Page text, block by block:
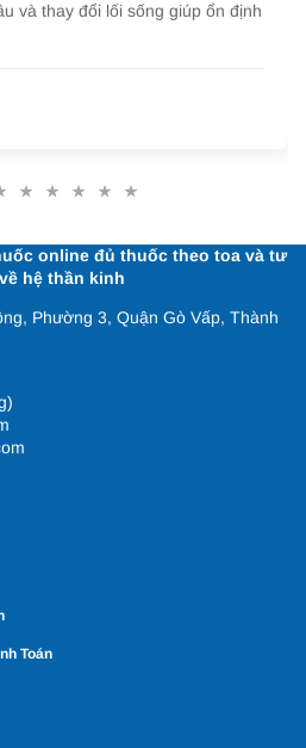
lớn đến tinh thần. Tìm hiểu dấu
đ...
online đủ thuốc theo toa và tư
hệ thần kinh
Phường 3, Quận Gò Vấp, Thành
Toán